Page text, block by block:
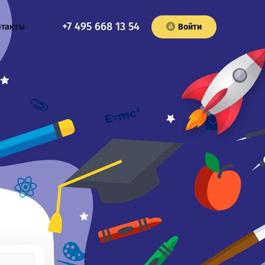
+7 495 668 13 54 Войти